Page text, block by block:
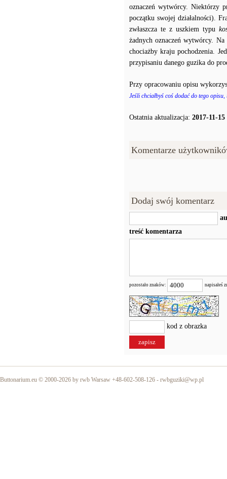
oznaczeń wytwórcy. Niektórzy
początku swojej działalności).
zwłaszcza te z uszkiem typu
żadnych oznaczeń wytwórcy.
chociażby kraju pochodzenia.
przypisaniu danego guzika do
Przy opracowaniu opisu
Jeśli chciałbyś coś dodać do tego
Ostatnia aktualizacja: 2017-11-15
Komentarze
Dodaj swój komentarz
treść komentarza
pozostało znaków: napisałeś
kod z obrazka
Buttonarium.eu © 2000-2026 by rwb Warsaw +48-602-508-126 - rwbguziki@wp.pl